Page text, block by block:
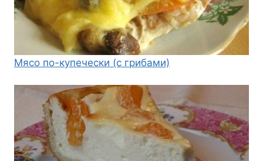
Мясо по-купечески (с грибами)